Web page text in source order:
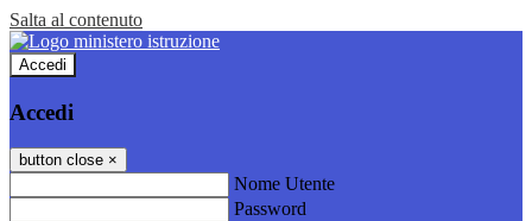
Salta al contenuto
Accedi
Accedi
button close ×
Nome Utente
Password